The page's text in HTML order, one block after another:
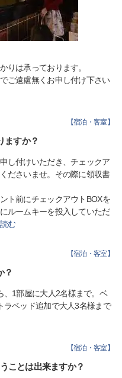
りは承っております。
ご遠慮無くお申し付け下さい
【宿泊・客室】
ますか？
し付けいただき、チェックア
ださいませ。その際に領収書
ト前にチェックアウトBOXを
ルームキーを投入していただ
む
【宿泊・客室】
？
、1部屋に大人2名様まで。ベ
ラベッド追加で大人3名様まで
【宿泊・客室】
ことは出来ますか？